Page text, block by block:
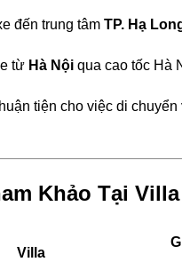
đến trung tâm TP. Hạ
từ Hà Nộiqua cao tốc Hà
tiện cho việc di
Khảo Tại
Villa